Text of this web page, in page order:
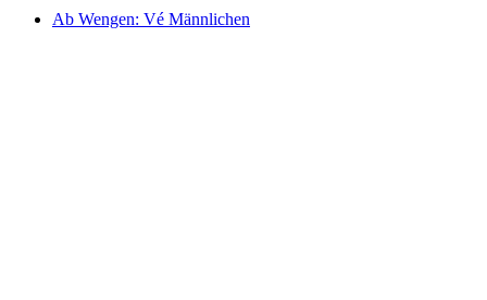
Ab Wengen: Vé Männlichen